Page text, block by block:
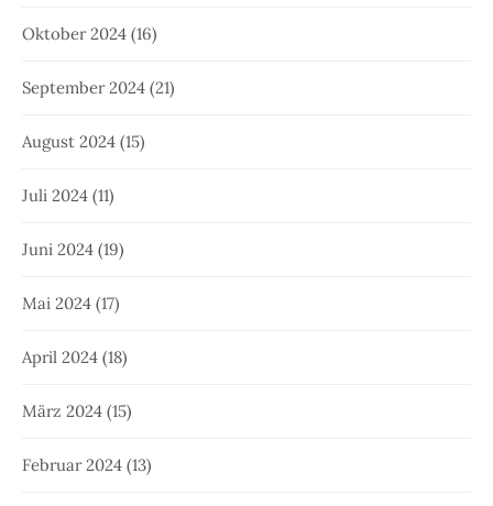
Oktober 2024 (16)
September 2024 (21)
August 2024 (15)
Juli 2024 (11)
Juni 2024 (19)
Mai 2024 (17)
April 2024 (18)
März 2024 (15)
Februar 2024 (13)